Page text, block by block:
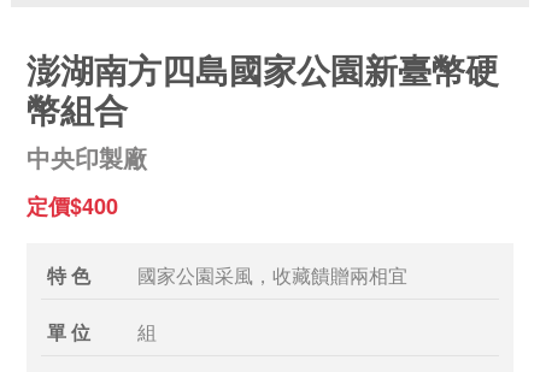
澎湖南方四島國家公園新臺幣硬
幣組合
中央印製廠
定價$400
特 色 國家公園采風，收藏饋贈兩相宜
單 位 組